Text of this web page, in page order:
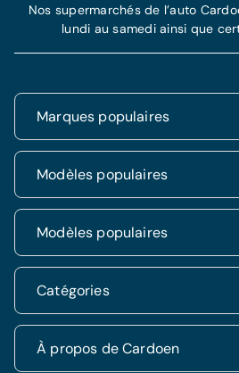
Marques populaires
Renault
Dacia
Volkswagen
Hyundai
Kia
Mercedes
Opel
Modèles populaires
Renault Clio
Fiat 500
Hyundai Tucson
Kia Rio
Nissan Qashqai
Mercedes CLA
Modèles populaires
Hyundai i20
Jeep Renegade
Volkswagen Golf VII
Catégories
SUV & 4x4
Nos supermarchés de l’auto
lundi au samedi ainsi que
À propos de Cardoen